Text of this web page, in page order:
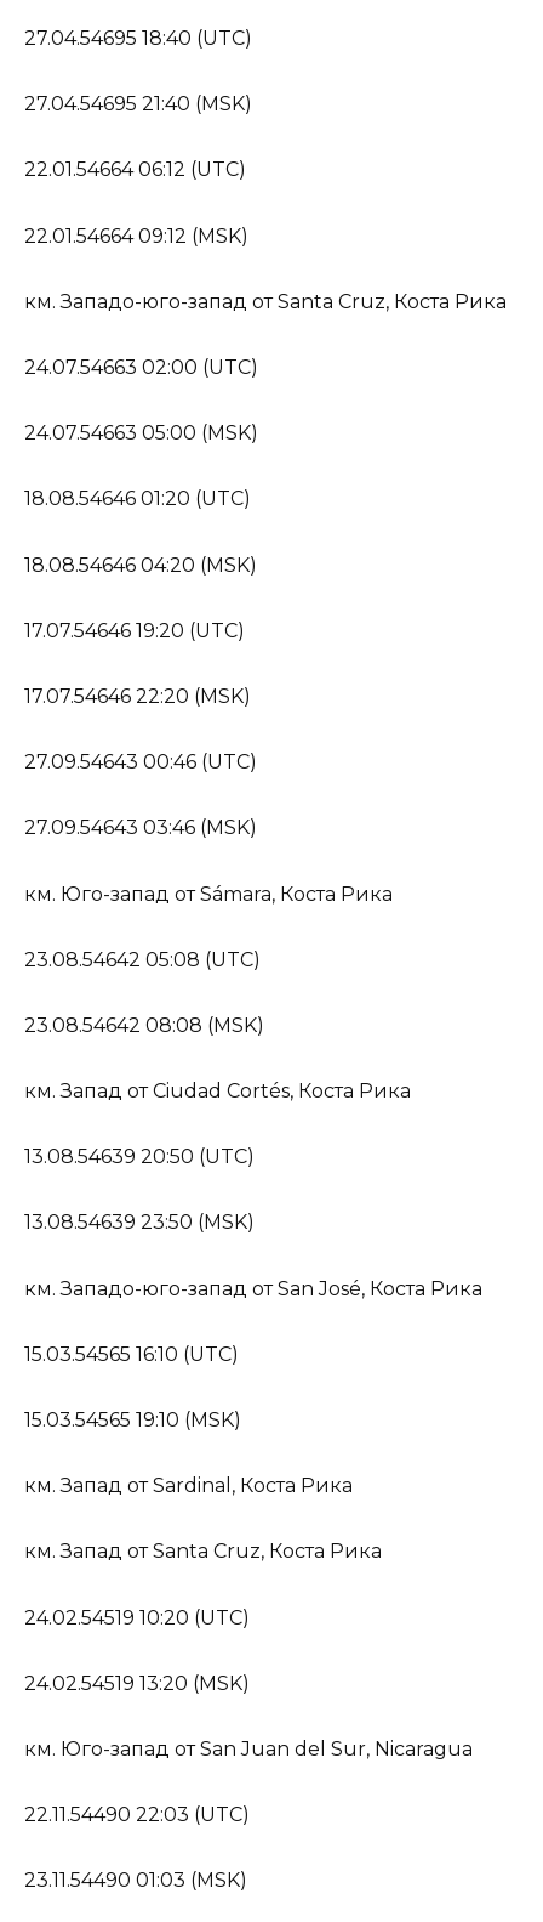
27.04.54695 18:40 (UTC)
27.04.54695 21:40 (MSK)
22.01.54664 06:12 (UTC)
22.01.54664 09:12 (MSK)
км. Западо-юго-запад от Santa Cruz, Коста Рика
24.07.54663 02:00 (UTC)
24.07.54663 05:00 (MSK)
18.08.54646 01:20 (UTC)
18.08.54646 04:20 (MSK)
17.07.54646 19:20 (UTC)
17.07.54646 22:20 (MSK)
27.09.54643 00:46 (UTC)
27.09.54643 03:46 (MSK)
км. Юго-запад от Sámara, Коста Рика
23.08.54642 05:08 (UTC)
23.08.54642 08:08 (MSK)
км. Запад от Ciudad Cortés, Коста Рика
13.08.54639 20:50 (UTC)
13.08.54639 23:50 (MSK)
км. Западо-юго-запад от San José, Коста Рика
15.03.54565 16:10 (UTC)
15.03.54565 19:10 (MSK)
км. Запад от Sardinal, Коста Рика
км. Запад от Santa Cruz, Коста Рика
24.02.54519 10:20 (UTC)
24.02.54519 13:20 (MSK)
км. Юго-запад от San Juan del Sur, Nicaragua
22.11.54490 22:03 (UTC)
23.11.54490 01:03 (MSK)